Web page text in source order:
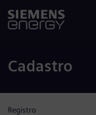
Cadastro
Registro